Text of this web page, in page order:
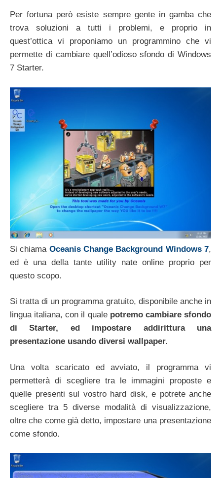
Per fortuna però esiste sempre gente in gamba che
trova soluzioni a tutti i problemi, e proprio in
quest’ottica vi proponiamo un programmino che vi
permette di cambiare quell’odioso sfondo di Windows
7 Starter.
Si chiama Oceanis Change Background Windows 7,
ed è una della tante utility nate online proprio per
questo scopo.
Si tratta di un programma gratuito, disponibile anche in
lingua italiana, con il quale potremo cambiare sfondo
di Starter, ed impostare addirittura una
presentazione usando diversi wallpaper.
Una volta scaricato ed avviato, il programma vi
permetterà di scegliere tra le immagini proposte e
quelle presenti sul vostro hard disk, e potrete anche
scegliere tra 5 diverse modalità di visualizzazione,
oltre che come già detto, impostare una presentazione
come sfondo.